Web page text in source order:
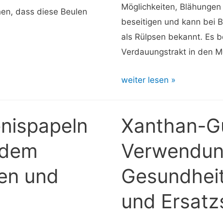
verhindern
dass diese Beulen
Möglichkeiten,
beseitigen und kann bei
als Rülpsen bekannt. Es
Verdauungstrakt in den
Wie
selbst
Rülpsen
bringt:
7
Wege,
weiter lesen »
und
Xanthan-
und